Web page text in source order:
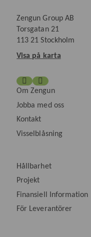
Zengun Group AB
Torsgatan 21
113 21 Stockholm
Visa på karta
Om Zengun
Jobba med oss
Kontakt
Visselblåsning
Hållbarhet
Projekt
Finansiell Information
För Leverantörer